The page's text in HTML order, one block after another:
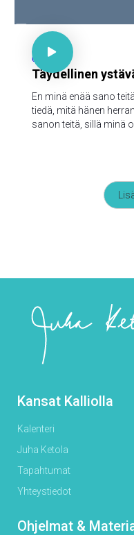
Joh 15:15

62
Täydellinen
En minä enää sano
tiedä, mitä hänen
sanon teitä, sillä minä
Kansat Kalliolla
Kalenteri
Juha Ketola
Tapahtumat
Yhteystiedot
Ohjelmat &